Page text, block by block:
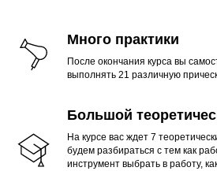
Много практики
После окончания курса вы
выполнять 21 различную
Большой
На курсе вас ждет 7
будем разбираться с тем как
инструмент выбрать в работу,